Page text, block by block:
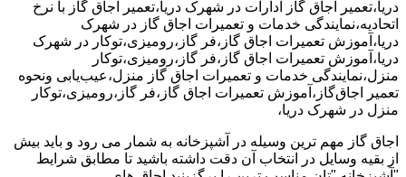
دریا،تعمیر اجاق گاز ادارات در شهرک دریا،تعمیر اجاق گاز با نرخ
اتحادیه،نمایندگی خدمات و تعمیرات اجاق گاز در شهرک
دریا،آموزش تعمیرات اجاق گاز،فر گاز،رومیزی،توکار در شهرک
دریا،آموزش تعمیرات اجاق گاز،فر گاز،رومیزی،توکار
منزل،نمایندگی خدمات و تعمیرات اجاق گاز منزل،عیب‌یابی ونحوه
تعمیر اجاق‌گاز،آموزش تعمیرات اجاق گاز،فر گاز،رومیزی،توکار
منزل در شهرک دریا،
اجاق گاز مهم ترین وسیله در آشپزخانه به شمار می رود و باید بیش
از بقیه وسایل در انتخاب آن دقت داشته باشید تا مطابق شرایط